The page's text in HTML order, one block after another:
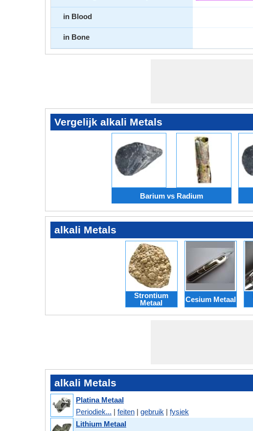
in Blood
in Bone
Vergelijk alkali Metals
Barium vs Radium
alkali Metals
Strontium
Metaal
Cesium Metaal
alkali Metals
Platina Metaal
Periodiek... | feiten | gebruik | fysiek
Lithium Metaal